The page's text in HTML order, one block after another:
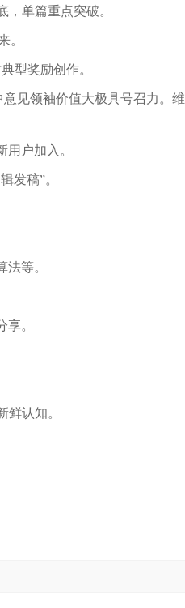
单篇重点突破。
。
型奖励创作。
见领袖价值大极具号召力。维
户加入。
发稿”。
等。
。
认知。